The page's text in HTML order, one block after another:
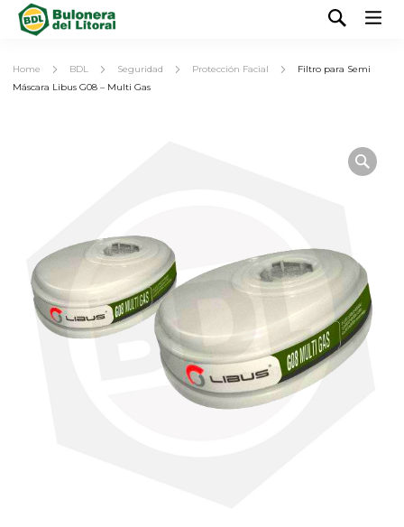
Home BDL Seguridad Protección Facial
Filtro para Semi
Máscara Libus G08 – Multi Gas